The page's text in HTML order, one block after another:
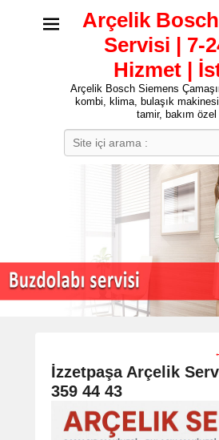
Arçelik
Servisi | 7-
Hizmet |
Arçelik Bosch Siemens
kombi, klima, bulaşık
tamir, bakım
İzzetpaşa Arçelik
359 44 43